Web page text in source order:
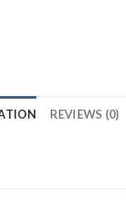
REVIEWS (0)